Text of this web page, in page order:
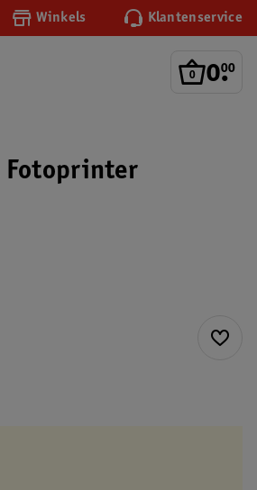
Winkels Klantenservice
0.
00
Fotoprinter